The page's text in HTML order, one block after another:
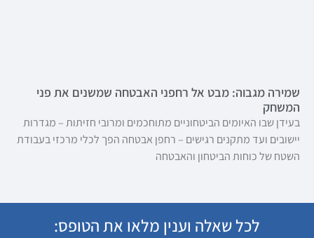
שמירה מגבוה: מבט אל רחפני האבטחה שמשנים את פני
המשחק
בעידן שבו האיומים הביטחוניים מתוחכמים ומרובי חזיתות – מגדרות
יישובים ועד מתקנים רגישים – רחפן אבטחה הפך לכלי מרכזי בעבודת
השטח של כוחות הביטחון והאבטחה
לכל שאלה וענין מלאו את הטופס: